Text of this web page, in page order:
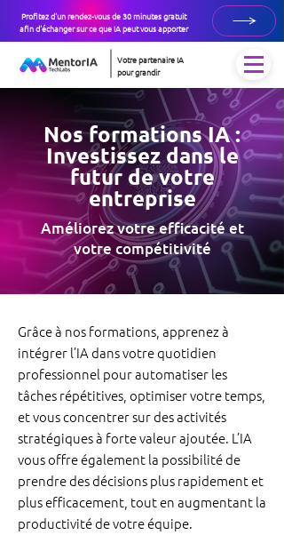
Profitez d'un rendez-vous de 30 minutes gratuit
afin d'échanger sur ce que IA peut vous apporter
Votre partenaire IA
pour grandir
Nos formations IA :
Investissez dans le
futur de votre
entreprise
Améliorez votre efficacité et
votre compétitivité
Grâce à nos formations, apprenez à
intégrer l’IA dans votre quotidien
professionnel pour automatiser les
tâches répétitives, optimiser votre temps,
et vous concentrer sur des activités
stratégiques à forte valeur ajoutée. L’IA
vous offre également la possibilité de
prendre des décisions plus rapidement et
plus efficacement, tout en augmentant la
productivité de votre équipe.